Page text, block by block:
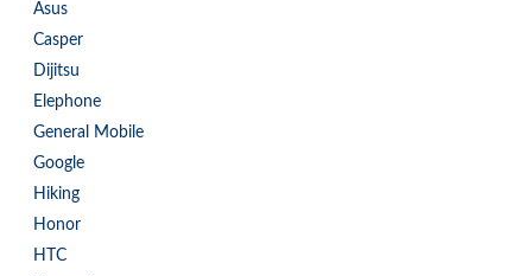
Asus
Casper
Dijitsu
Elephone
General Mobile
Google
Hiking
Honor
HTC